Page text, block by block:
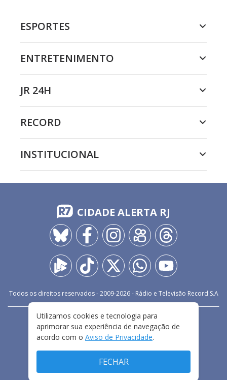
ESPORTES
ENTRETENIMENTO
JR 24H
RECORD
INSTITUCIONAL
CIDADE ALERTA RJ
Todos os direitos reservados - 2009-2026- Rádio e Televisão Record S.A
FALE CONOSCO
PRIVACIDADE
TERMOS E CONDIÇÕES DE USO
Utilizamos cookies e tecnologia para
aprimorar sua experiência de navegação de
acordo com o Aviso de Privacidade.
FECHAR